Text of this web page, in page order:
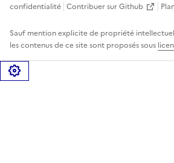
confidentialité Contribuer sur Github
Sauf mention explicite de propriété
les contenus de ce site sont proposés sous
Gérer les cookies